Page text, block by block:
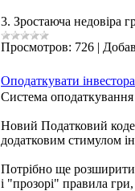
3. Зростаюча недовіра
Просмотров: 726 |
Оподаткувати інвестора
Система оподаткування
Новий Податковий
додатковим стимулом
Потрібно ще розширити
і "прозорі" правила